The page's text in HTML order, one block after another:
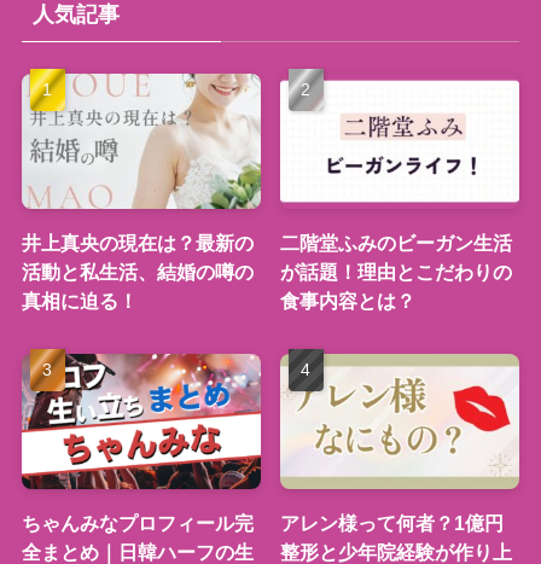
人気記事
井上真央の現在は？最新の
活動と私生活、結婚の噂の
真相に迫る！
二階堂ふみのビーガン生活
が話題！理由とこだわりの
食事内容とは？
ちゃんみなプロフィール完
全まとめ｜日韓ハーフの生
アレン様って何者？1億円
整形と少年院経験が作り上